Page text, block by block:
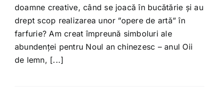
doamne creative, când se joacă în bucătărie și au
drept scop realizarea unor ”opere de artă” în
farfurie? Am creat împreună simboluri ale
abundenței pentru Noul an chinezesc – anul Oii
de lemn, [...]